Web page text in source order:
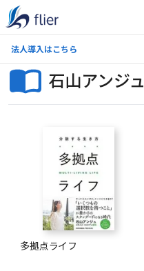
法人導入はこちら
石山アンジュ
多拠点ライフ